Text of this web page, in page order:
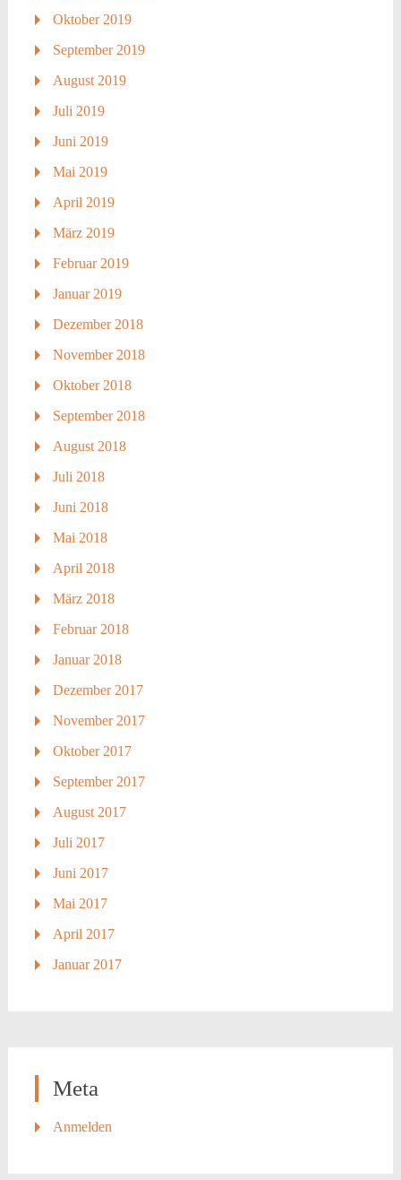
Oktober 2019
September 2019
August 2019
Juli 2019
Juni 2019
Mai 2019
April 2019
März 2019
Februar 2019
Januar 2019
Dezember 2018
November 2018
Oktober 2018
September 2018
August 2018
Juli 2018
Juni 2018
Mai 2018
April 2018
März 2018
Februar 2018
Januar 2018
Dezember 2017
November 2017
Oktober 2017
September 2017
August 2017
Juli 2017
Juni 2017
Mai 2017
April 2017
Januar 2017
Meta
Anmelden